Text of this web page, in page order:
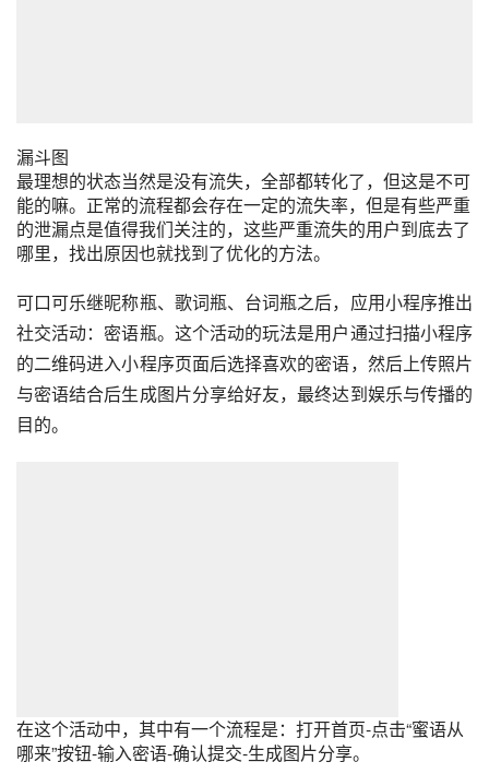
漏斗图
最理想的状态当然是没有流失，全部都转化了，但这是不可
能的嘛。正常的流程都会存在一定的流失率，但是有些严重
的泄漏点是值得我们关注的，这些严重流失的用户到底去了
哪里，找出原因也就找到了优化的方法。
可口可乐继昵称瓶、歌词瓶、台词瓶之后，应用小程序推出
社交活动：密语瓶。这个活动的玩法是用户通过扫描小程序
的二维码进入小程序页面后选择喜欢的密语，然后上传照片
与密语结合后生成图片分享给好友，最终达到娱乐与传播的
目的。
在这个活动中，其中有一个流程是：打开首页-点击“蜜语从
哪来”按钮-输入密语-确认提交-生成图片分享。